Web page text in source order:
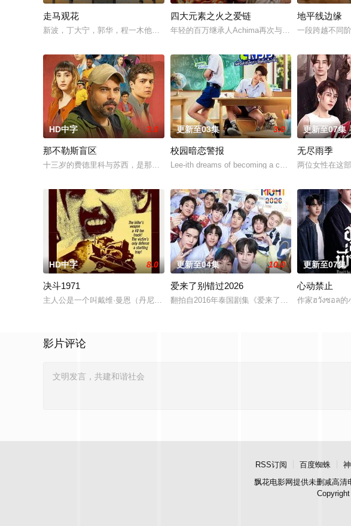
走马观花
新波，丁大宁，郭华，程一木他们毕业于同一所大学。他们和很多年轻人一样，自以为
四大元素之火之爱链
年轻的百万继承人Achima再次与童年时期的死敌
地平线边缘
一段跨越不同
HD中字 3.0
那不勒斯盲区
十三岁的费德里科与苏西，是那不勒斯两大死敌大佬的后代。突然间生活变成了一场绝
更新至03集 3.0
校园暗恋警报
Lee-ith dreams of becoming a cool indie rock
更新至07集
无尽雨季
两位女性在这
HD中字 8.0
决斗1971
主人公是一个叫戴维·曼恩（丹尼斯·韦弗 Dennis Weaver 饰）的中年男人，这天他在空
更新至04集 10.0
爱来了别错过2026
翻拍自2016年泰国剧集《爱来了别错过》。
更新至07集
心动禁止
作家ฮวังซอล的
影片评论
RSS订阅 百度蜘蛛
飘花电影网提供未删减高清